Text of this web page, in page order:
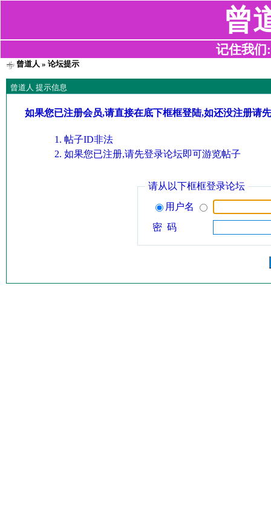
曾
记住我们
曾道人 » 论坛提示
曾道人 提示信息
如果您已注册会员,请直接在底下框框登陆,如还没注册请
帖子ID非法
如果您已注册,请先登录论坛即可游览帖子
请从以下框框登录论坛
用户名
密 码